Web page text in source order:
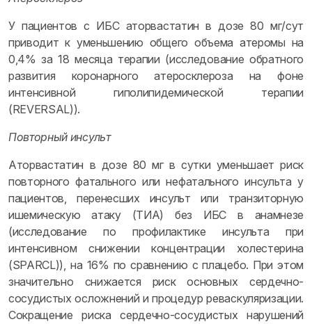
У пациентов с ИБС аторвастатин в дозе 80 мг/сут
приводит к уменьшению общего объема атеромы на
0,4% за 18 месяца терапии (исследование обратного
развития коронарного атеросклероза на фоне
интенсивной гиполипидемической терапии
(REVERSAL)).
Повторный инсульт
Аторвастатин в дозе 80 мг в сутки уменьшает риск
повторного фатального или нефатального инсульта у
пациентов, перенесших инсульт или транзиторную
ишемическую атаку (ТИА) без ИБС в анамнезе
(исследование по профилактике инсульта при
интенсивном снижении концентрации холестерина
(SPARCL)), на 16% по сравнению с плацебо. При этом
значительно снижается риск основных сердечно-
сосудистых осложнений и процедур реваскуляризации.
Сокращение риска сердечно-сосудистых нарушений